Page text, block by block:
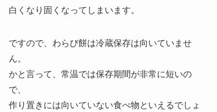
白くなり固くなってしまいます。
ですので、わらび餅は冷蔵保存は向いていませ
ん。
かと言って、常温では保存期間が非常に短いの
で、
作り置きには向いていない食べ物といえるでしょ